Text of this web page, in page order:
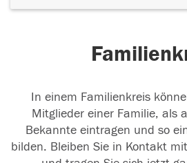
In einem Familienkreis
Mitglieder einer Familie, als
Bekannte eintragen und so
bilden. Bleiben Sie in Kontakt